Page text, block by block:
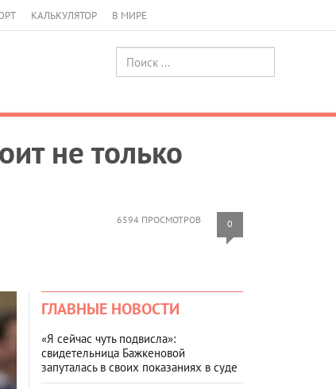
КАЛЬКУЛЯТОР В МИРЕ
не только
6594 ПРОСМОТРОВ 0
ГЛАВНЫЕ НОВОСТИ
«Я сейчас чуть подвисла»:
свидетельница Бажкеновой
запуталась в своих показаниях в суде